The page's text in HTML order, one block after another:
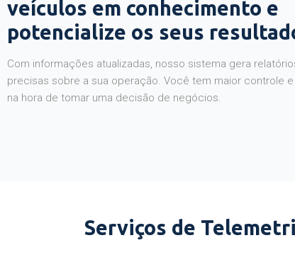
potencialize os seus
Com informações atualizadas, nosso sistema gera
precisas sobre a sua operação. Você tem maior controle e
na hora de tomar uma decisão de negócios.
Serviços de